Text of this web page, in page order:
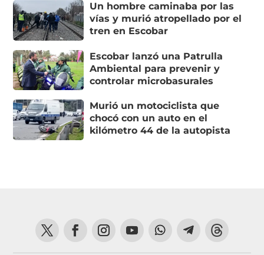
Un hombre caminaba por las
vías y murió atropellado por el
tren en Escobar
Escobar lanzó una Patrulla
Ambiental para prevenir y
controlar microbasurales
Murió un motociclista que
chocó con un auto en el
kilómetro 44 de la autopista